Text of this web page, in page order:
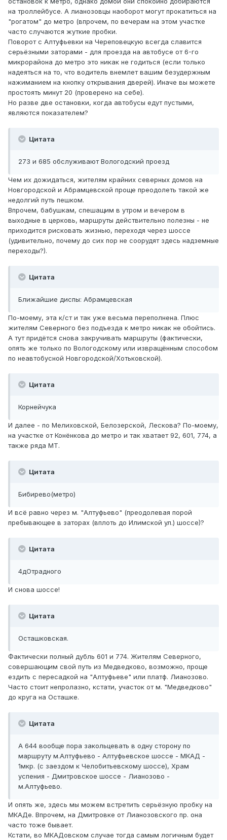
на троллейбусе. А лианозовцы наоборот могут прокатиться на
"рогатом" до метро (впрочем, по вечерам на этом участке
часто случаются жуткие пробки.
Поворот с Алтуфьевки на Череповецкую всегда славится
серьёзными заторами - для проезда на автобусе от 6-го
микрорайона до метро это никак не годиться (если только
надеяться на то, что водитель внемлет вашим безудержным
нажиманием на кнопку открывания дверей). Иначе вы можете
простоять минут 20 (проверено на себе).
Но разве две остановки, когда автобусы едут пустыми,
являются показателем?
Цитата
273 и 685 обслуживают Вологодский проезд
Чем их дожидаться, жителям крайних северных домов на
Новгородской и Абрамцевской проще преодолеть такой же
недолгий путь пешком.
Впрочем, бабушкам, спешащим в утром и вечером в
выходные в церковь, маршруты действительно полезны - не
приходится рисковать жизнью, переходя через шоссе
(удивительно, почему до сих пор не соорудят здесь надземные
переходы?).
Цитата
Ближайшие диспы: Абрамцевская
По-моему, эта к/ст и так уже весьма переполнена. Плюс
жителям Северного без подъезда к метро никак не обойтись.
А тут придётся снова закручивать маршруты (фактически,
опять же только по Вологодскому или извращённым способом
по неавтобусной Новгородской/Хотьковской).
Цитата
Корнейчука
И далее - по Мелиховской, Белозерской, Лескова? По-моему,
на участке от Конёнкова до метро и так хватает 92, 601, 774, а
также ряда МТ.
Цитата
Бибирево(метро)
И всё равно через м. "Алтуфьево" (преодолевая порой
пребывающее в заторах (вплоть до Илимской ул.) шоссе)?
Цитата
4дОтрадного
И снова шоссе!
Цитата
Осташковская.
Фактически полный дубль 601 и 774. Жителям Северного,
совершающим свой путь из Медведково, возможно, проще
ездить с пересадкой на "Алтуфьеве" или платф. Лианозово.
Часто стоит непролазно, кстати, участок от м. "Медведково"
до круга на Осташке.
Цитата
А 644 вообще пора закольцевать в одну сторону по
маршруту м.Алтуфьево - Алтуфьевское шоссе - МКАД -
1мкр. (с заездом к Челобитьевскому шоссе), Храм
успения - Дмитровское шоссе - Лианозово -
м.Алтуфьево.
И опять же, здесь мы можем встретить серьёзную пробку на
МКАДе. Впрочем, на Дмитровке от Лианозовского пр. она
часто тоже бывает.
Кстати, во МКАДовском случае тогда самым логичным будет